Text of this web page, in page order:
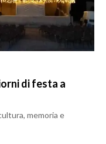
di festa a
memoria e